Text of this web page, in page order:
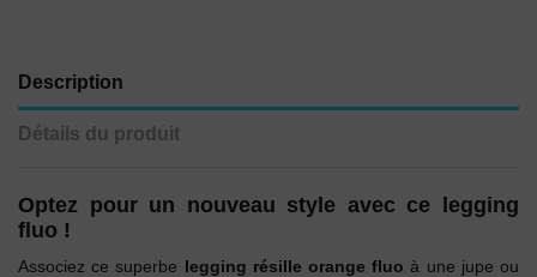
Description
Détails du produit
Optez pour un nouveau style avec ce legging
fluo !
Associez ce superbe legging résille orange fluo à une jupe ou